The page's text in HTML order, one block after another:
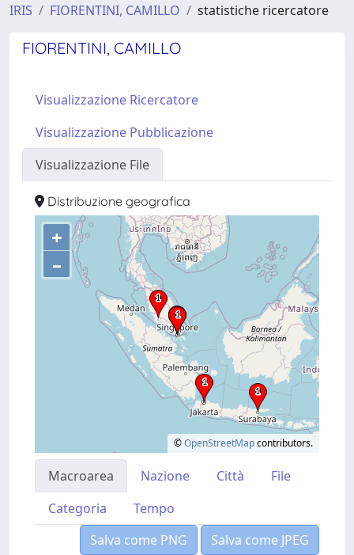
IRIS FIORENTINI, CAMILLO statistiche ricercatore
FIORENTINI, CAMILLO
Visualizzazione Ricercatore
Visualizzazione Pubblicazione
Visualizzazione File
Distribuzione geografica
+
–
©OpenStreetMapcontributors.
Macroarea Nazione Città
File
Categoria
Tempo
Salva come PNG
Salva come JPEG